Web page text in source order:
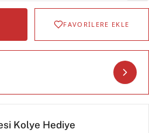
FAVORİLERE EKLE
Kolye Hediye